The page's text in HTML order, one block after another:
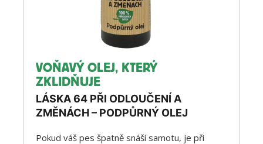
VOŇAVÝ OLEJ, KTERÝ
ZKLIDŇUJE
LÁSKA 64 PŘI ODLOUČENÍ A
ZMĚNÁCH – PODPŮRNÝ OLEJ
Pokud váš pes špatně snáší samotu, je při